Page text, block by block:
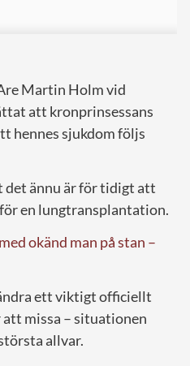
Martin Holm vid
att kronprinsessans
hennes sjukdom följs
det ännu är för tidigt att
en lungtransplantation.
okänd man på stan –
ett viktigt officiellt
missa – situationen
allvar.